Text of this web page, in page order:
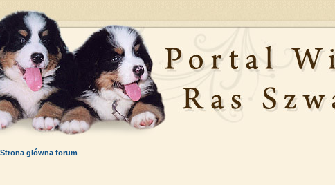
Strona główna forum